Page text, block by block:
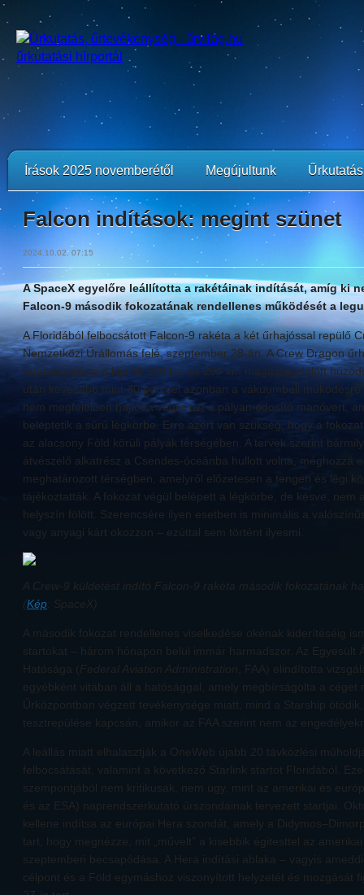
Írások 2025 novemberétől Megújultunk
Falcon indítások: megint szünet
2024.10.02. 07:15
A SpaceX egyelőre leállította a rakétáinak indítását, amíg ki
Falcon-9 második fokozatának rendellenes működését a
A Floridából felbocsátott Falcon-9 rakéta a két űrhajóssal repülő
Nemzetközi Űrállomás felé, szeptember 28-án. A Crew Dragon
rendben elérte a kijelölt 189 km és 206 km magasság fölött
után kevesebb mint 30 perccel azonban a vákuumbeli
nem megfelelően hajtotta végre azt a pályamódosító manővert,
beléptetik a sűrű légkörbe. Erre azért van szükség, hogy a
az alacsony Föld körüli pályák térségében. A tervek szerint
átvészelő alkatrész a Csendes-óceánba hullott volna, méghozzá
meghatározott térségben, amelyről előzetesen a tengeri és légi
tájékoztatták. A fokozat végül belépett a légkörbe, de késve, nem
helyszín fölött. Szerencsére ilyen esetben is minimális a
vagy anyagi kárt okozzon – ezúttal sem történt ilyesmi.
A Crew-9 küldetést indító Falcon-9 rakéta második fokozatának
(Kép: SpaceX)
A második fokozat rendellenes viselkedése okénak kiderítéséig
startokat – három hónapon belül immár harmadszor. Az Egyesült
Hatósága ( Federal Aviation Administration , FAA) elindította
egyébként vitában áll a hatósággal, amely megbírságolta a céget
Űrközpontban végzett tevékenysége miatt, mind a Starship
tesztrepülése kapcsán, amikor az FAA szerint nem az
A leállás miatt elhalasztják a OneWeb újabb 20 távközlési
felbocsátását, valamint a következő Starlink startot Floridából.
szempontjából nem kritikusak, nem úgy, mint az amerikai és
és az ESA) naprendszerkutató űrszondáinak tervezett startjai.
kellene indítsa az európai Hera szondát, amely a
tart, hogy megnézze, mit „művelt” a kisebbik égitesttel az
szeptemberi becsapódása. A Hera indítási ablaka – vagyis
célpont és a Föld egymáshoz viszonyított helyzetét és mozgását